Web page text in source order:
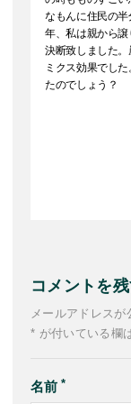
なもんに住民の
年、私は親から
決断致しました
ミクス効果でし
たのでしょう？
コメントを
メールアドレスが
* が付いている欄
名前